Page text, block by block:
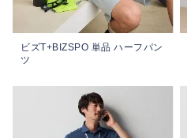
ビズT+BIZSPO 単品 ハーフパン
ツ